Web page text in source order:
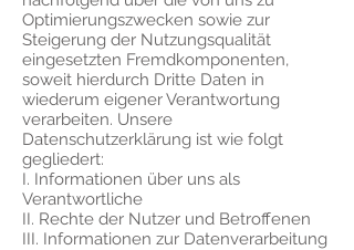
Optimierungszwecken sowie zur
Steigerung der Nutzungsqualität
eingesetzten Fremdkomponenten,
soweit hierdurch Dritte Daten in
wiederum eigener Verantwortung
verarbeiten. Unsere
Datenschutzerklärung ist wie folgt
gegliedert:
I. Informationen über uns als
Verantwortliche
II. Rechte der Nutzer und Betroffenen
III. Informationen zur Datenverarbeitung